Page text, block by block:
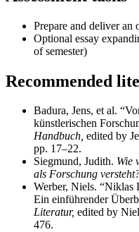
Prepare and deliver an
Optional essay
of semester)
Recommended
Badura, Jens, et al.
künstlerischen
Handbuch, edited by
pp. 17–22.
Siegmund, Judith. Wie
als Forschung
Werber, Niels. “Niklas
Ein einführender
Literatur, edited by
476.